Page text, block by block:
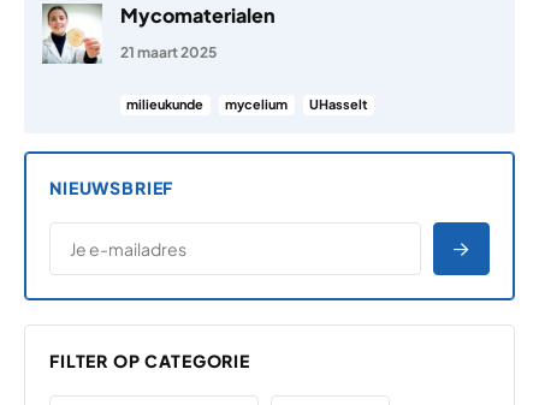
Mycomaterialen
21 maart 2025
milieukunde mycelium UHasselt
NIEUWSBRIEF
E-MAILADRES
*
FILTER OP CATEGORIE